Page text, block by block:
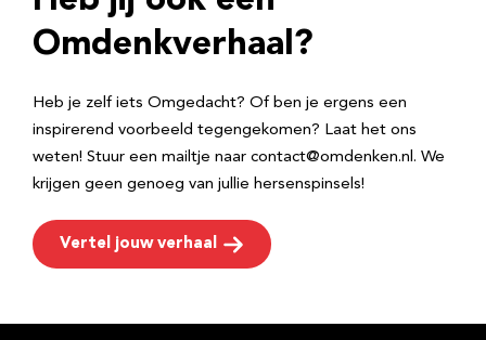
r
e
Omdenkverhaal?
Heb je zelf iets Omgedacht? Of ben je ergens een
inspirerend voorbeeld tegengekomen? Laat het ons
weten! Stuur een mailtje naar contact@omdenken.nl. We
krijgen geen genoeg van jullie hersenspinsels!
Vertel jouw verhaal